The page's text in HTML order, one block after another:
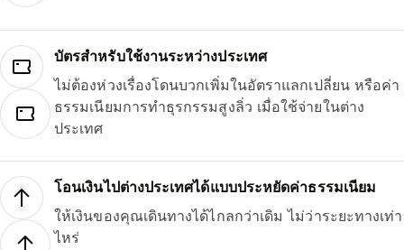
บัตรสำหรับใช้งานระหว่างประเทศ
ไม่ต้องห่วงเรื่องโดนบวกเพิ่มในอัตราแลกเปลี่ยน หรือค่า
ธรรมเนียมการทำธุรกรรมสูงลิ่ว เมื่อใช้จ่ายในต่าง
ประเทศ
โอนเงินไปต่างประเทศได้แบบประหยัดค่าธรรมเนียม
ให้เงินของคุณเดินทางได้ไกลกว่าเดิม ไม่ว่าระยะทางเท่า
ไหร่